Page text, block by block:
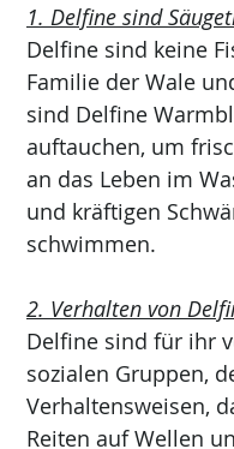
1. Delfine sind
Delfine sind keine
Familie der Wale
sind Delfine
auftauchen, um
an das Leben im
und kräftigen
schwimmen.
2. Verhalten von
Delfine sind für ihr
sozialen Gruppen,
Verhaltensweisen,
Reiten auf Wellen